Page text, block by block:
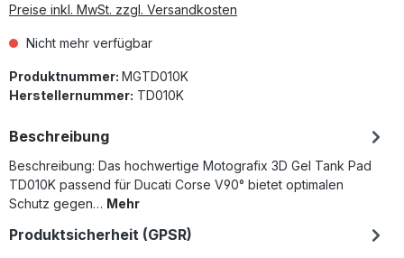
Preise inkl. MwSt. zzgl. Versandkosten
Nicht mehr verfügbar
Produktnummer: MGTD010K
Herstellernummer: TD010K
Beschreibung
Beschreibung: Das hochwertige Motografix 3D Gel Tank Pad
TD010K passend für Ducati Corse V90° bietet optimalen
Schutz gegen… Mehr
Produktsicherheit (GPSR)